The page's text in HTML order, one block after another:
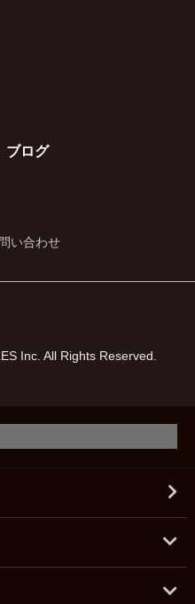
ブログ
い合わせ
Inc. All Rights Reserved.